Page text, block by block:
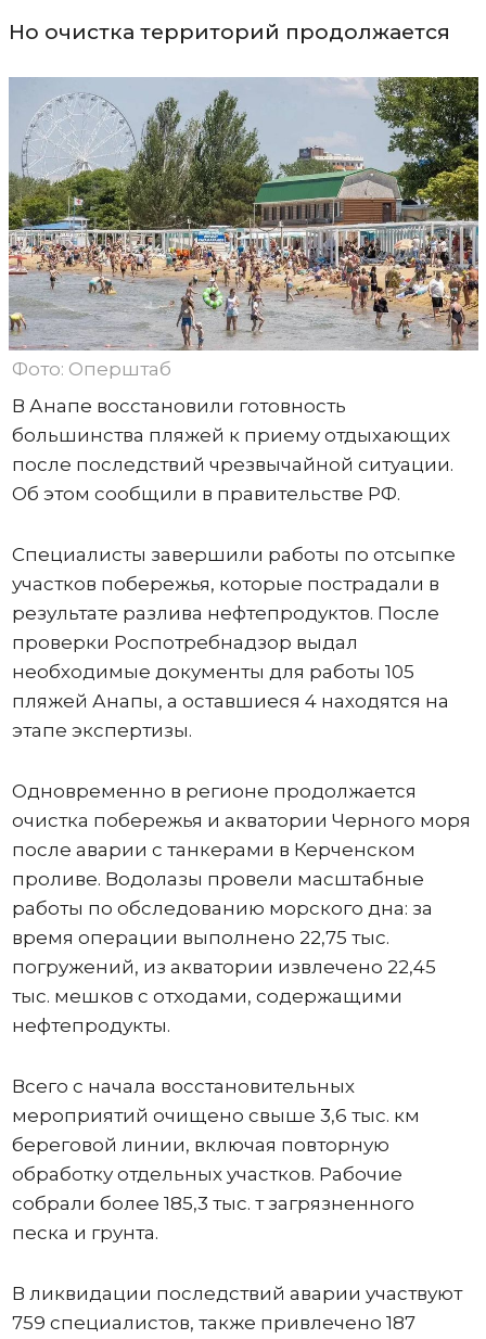
Но очистка территорий продолжается
Фото: Оперштаб
В Анапе восстановили готовность
большинства пляжей к приему отдыхающих
после последствий чрезвычайной ситуации.
Об этом сообщили в правительстве РФ.
Специалисты завершили работы по отсыпке
участков побережья, которые пострадали в
результате разлива нефтепродуктов. После
проверки Роспотребнадзор выдал
необходимые документы для работы 105
пляжей Анапы, а оставшиеся 4 находятся на
этапе экспертизы.
Одновременно в регионе продолжается
очистка побережья и акватории Черного моря
после аварии с танкерами в Керченском
проливе. Водолазы провели масштабные
работы по обследованию морского дна: за
время операции выполнено 22,75 тыс.
погружений, из акватории извлечено 22,45
тыс. мешков с отходами, содержащими
нефтепродукты.
Всего с начала восстановительных
мероприятий очищено свыше 3,6 тыс. км
береговой линии, включая повторную
обработку отдельных участков. Рабочие
собрали более 185,3 тыс. т загрязненного
песка и грунта.
В ликвидации последствий аварии участвуют
759 специалистов, также привлечено 187